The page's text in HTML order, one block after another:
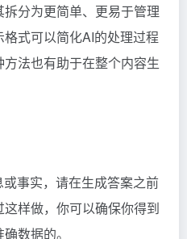
分为更简单、更易于管理
式可以简化AI的处理过程
法也有助于在整个内容生
事实，请在生成答案之前
样做，你可以确保你得到
数据的。